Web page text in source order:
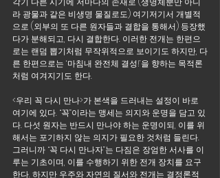
라 광물과 같은 비생명 물질로도) 여기저기서 개별적
으로 (외부의 또 다른 원자들과 결합을 통해서) 등장했
다가 분해되고, 다시 결합한다. 이러한 전개는 한편으
로는 랜덤 뽑기처럼 무작위적으로 보이기도 하지만, 다
른 한편으로는 ‘마침내 완전체 결성!’을 향하는 목적론
처럼 여겨지기도 한다.
<우리 꼭 다시 만나>가 본색을 드러내는 설정이 바로
여기에 있다. “꼭”이라는 맹세는 의지와 운명을 담고 있
다. 다섯 원자는 반드시 만나야 하는 운명이되, 이를 위
해서는 포기하지 않는 의지가 필요한 것처럼 들린다.
그러니까 “꼭 다시 만나자”는 다짐은 장엄한 서사를 이
루는 기초이며, 이를 수행하기 위한 전개 장치를 요구
한다. 하지만 우주와 자연의 질서와 전개는 결정론적